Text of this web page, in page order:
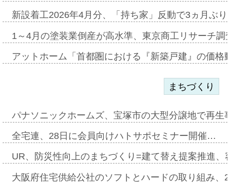
新設着工2026年4月分、「持ち家」反動で3ヵ月ぶ
1～4月の塗装業倒産が高水準、東京商工リサーチ
アットホーム「首都圏における『新築戸建』の価
まちづくり
パナソニックホームズ、宝塚市の大型分譲地で再
全宅連、28日に会員向けハトサポセミナー開催…
UR、防災性向上のまちづくり=建て替え提案推進
大阪府住宅供給公社のソフトとハードの取り組み